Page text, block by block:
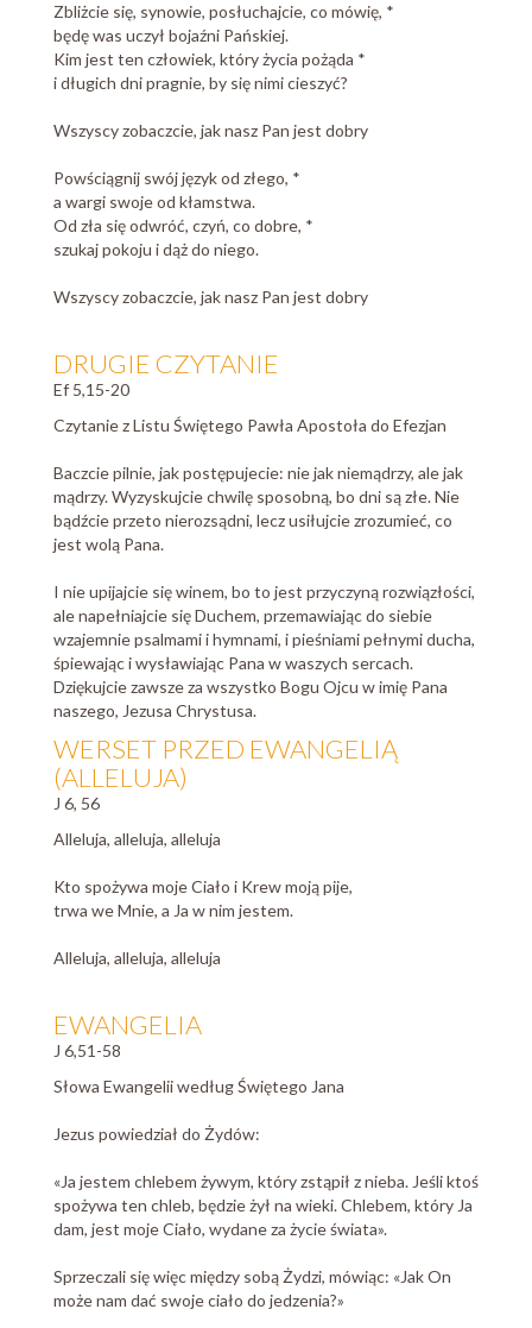
Zbliżcie się, synowie, posłuchajcie, co mówię, *
będę was uczył bojaźni Pańskiej.
Kim jest ten człowiek, który życia pożąda *
i długich dni pragnie, by się nimi cieszyć?
Wszyscy zobaczcie, jak nasz Pan jest dobry
Powściągnij swój język od złego, *
a wargi swoje od kłamstwa.
Od zła się odwróć, czyń, co dobre, *
szukaj pokoju i dąż do niego.
Wszyscy zobaczcie, jak nasz Pan jest dobry
DRUGIE CZYTANIE
Ef 5,15-20
Czytanie z Listu Świętego Pawła Apostoła do Efezjan
Baczcie pilnie, jak postępujecie: nie jak niemądrzy, ale jak
mądrzy. Wyzyskujcie chwilę sposobną, bo dni są złe. Nie
bądźcie przeto nierozsądni, lecz usiłujcie zrozumieć, co
jest wolą Pana.
I nie upijajcie się winem, bo to jest przyczyną rozwiązłości,
ale napełniajcie się Duchem, przemawiając do siebie
wzajemnie psalmami i hymnami, i pieśniami pełnymi ducha,
śpiewając i wysławiając Pana w waszych sercach.
Dziękujcie zawsze za wszystko Bogu Ojcu w imię Pana
naszego, Jezusa Chrystusa.
WERSET PRZED EWANGELIĄ
(ALLELUJA)
J 6, 56
Alleluja, alleluja, alleluja
Kto spożywa moje Ciało i Krew moją pije,
trwa we Mnie, a Ja w nim jestem.
Alleluja, alleluja, alleluja
EWANGELIA
J 6,51-58
Słowa Ewangelii według Świętego Jana
Jezus powiedział do Żydów:
«Ja jestem chlebem żywym, który zstąpił z nieba. Jeśli ktoś
spożywa ten chleb, będzie żył na wieki. Chlebem, który Ja
dam, jest moje Ciało, wydane za życie świata».
Sprzeczali się więc między sobą Żydzi, mówiąc: «Jak On
może nam dać swoje ciało do jedzenia?»